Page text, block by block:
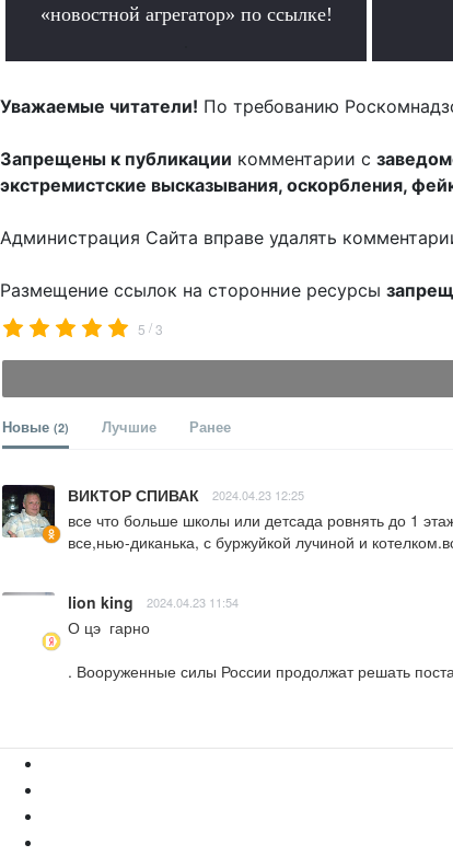
«новостной агрегатор» по ссылке!
Уважаемые читатели! По требованию
Запрещены к публикации комментарии с
экстремистские высказывания, оскорбления,
Администрация Сайта вправе удалять
Размещение ссылок на сторонние ресурсы
5 /3
Новые (2) Лучшие Ранее
ВИКТОР СПИВАК 2024.04.23 12:25
все что больше школы или детсада ровнять до 1
все,нью-диканька, с буржуйкой лучиной и
lion king 2024.04.23 11:54
О цэ  гарно
. Вооруженные силы России продолжат решать